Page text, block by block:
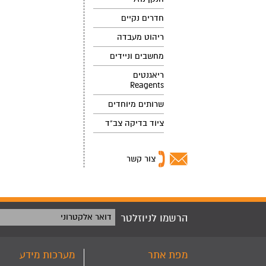
חדרים נקיים
ריהוט מעבדה
מחשבים וניידים
ריאגנטים
Reagents
שרותים מיוחדים
ציוד בדיקה צב"ד
צור קשר
הרשמו לניוזלטר דואר אלקטרוני
מפת אתר מערכות מידע